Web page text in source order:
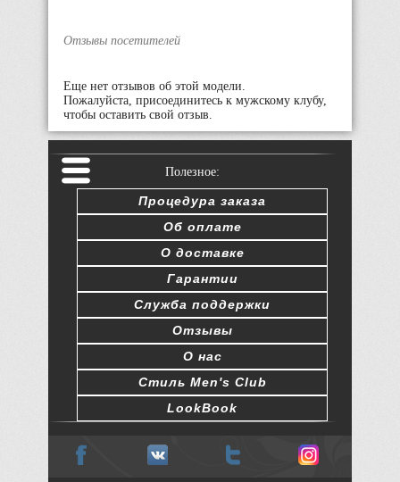
Отзывы посетителей
Еще нет отзывов об этой модели.
Пожалуйста, присоединитесь к мужскому клубу,
чтобы оставить свой отзыв.
Полезное:
Процедура заказа
Об оплате
О доставке
Гарантии
Служба поддержки
Отзывы
О нас
Стиль Men's Club
LookBook